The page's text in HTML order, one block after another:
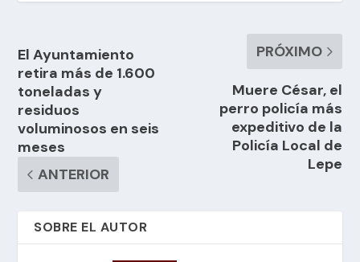
El Ayuntamiento
retira más de 1.600
toneladas y
residuos
voluminosos en seis
meses
ANTERIOR
PRÓXIMO
Muere César, el
perro policía más
expeditivo de la
Policía Local de
Lepe
SOBRE EL AUTOR